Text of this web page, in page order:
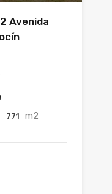
Avenida
771 m2